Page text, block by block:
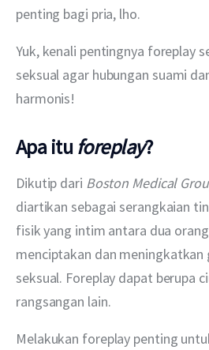
penting bagi pria, lho.
Yuk, kenali pentingnya foreplay
seksual agar hubungan suami
harmonis!
Apa itu foreplay?
Dikutip dari Boston Medical
diartikan sebagai serangkaian
fisik yang intim antara dua
menciptakan dan meningkatkan
seksual. Foreplay dapat berupa
rangsangan lain.
Melakukan foreplay penting